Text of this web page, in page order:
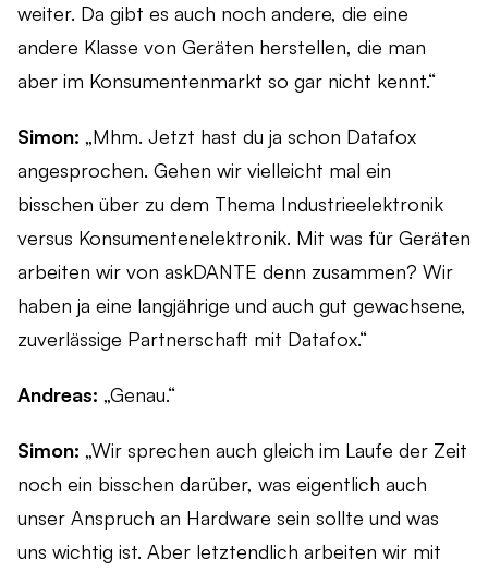
weiter. Da gibt es auch noch andere, die eine
andere Klasse von Geräten herstellen, die man
aber im Konsumentenmarkt so gar nicht kennt.“
Simon: „Mhm. Jetzt hast du ja schon Datafox
angesprochen. Gehen wir vielleicht mal ein
bisschen über zu dem Thema Industrieelektronik
versus Konsumentenelektronik. Mit was für Geräten
arbeiten wir von askDANTE denn zusammen? Wir
haben ja eine langjährige und auch gut gewachsene,
zuverlässige Partnerschaft mit Datafox.“
Andreas: „Genau.“
Simon: „Wir sprechen auch gleich im Laufe der Zeit
noch ein bisschen darüber, was eigentlich auch
unser Anspruch an Hardware sein sollte und was
uns wichtig ist. Aber letztendlich arbeiten wir mit